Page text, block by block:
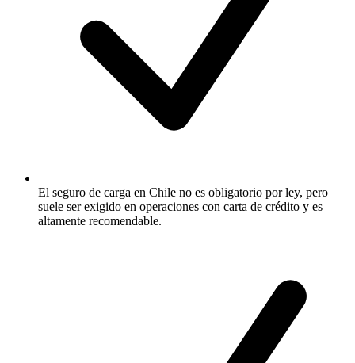
El seguro de carga en Chile no es obligatorio por ley, pero
suele ser exigido en operaciones con carta de crédito y es
altamente recomendable.